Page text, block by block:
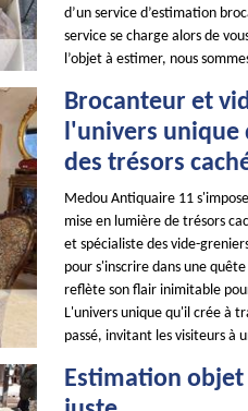
d’un service d’estimation
service se charge alors de
l’objet à estimer, nous
Brocanteur et
l'univers unique
des trésors
Medou Antiquaire 11
mise en lumière de trésors
et spécialiste des vide-
pour s'inscrire dans une
reflète son flair inimitable
L'univers unique qu'il crée à
passé, invitant les visiteurs à
Estimation objet